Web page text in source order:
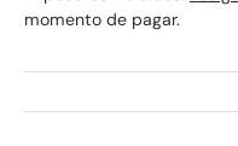
momento de pagar.